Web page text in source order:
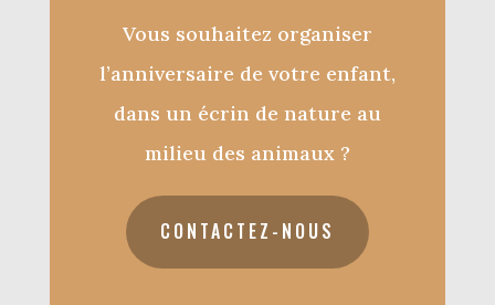
Vous souhaitez organiser
l’anniversaire de votre enfant,
dans un écrin de nature au
milieu des animaux ?
CONTACTEZ-NOUS